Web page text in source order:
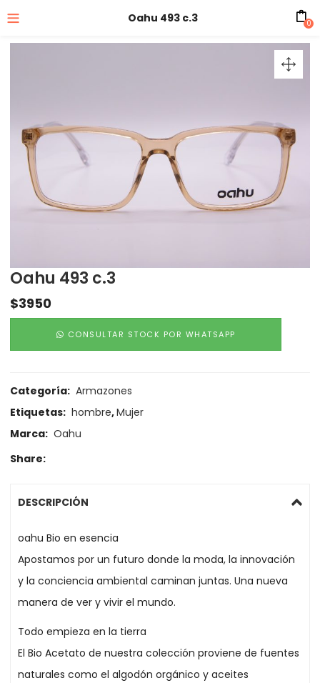
Oahu 493 c.3 0
Oahu 493 c.3
$3950
CONSULTAR STOCK POR WHATSAPP
Categoría: Armazones
Etiquetas: hombre,Mujer
Marca: Oahu
Share:
DESCRIPCIÓN
oahu Bio en esencia
Apostamos por un futuro donde la moda, la innovación
y la conciencia ambiental caminan juntas. Una nueva
manera de ver y vivir el mundo.
Todo empieza en la tierra
El Bio Acetato de nuestra colección proviene de fuentes
naturales como el algodón orgánico y aceites